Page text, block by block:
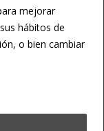
mejorar
hábitos de
o bien cambiar